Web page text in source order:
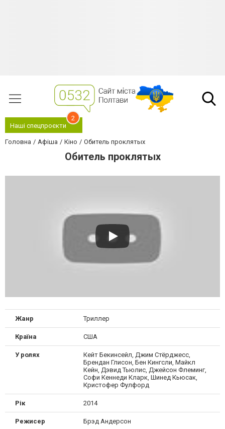
Наші спецпроєкти
2
Головна Афіша Кіно Обитель проклятых
Обитель проклятых
Жанр Триллер
Країна США
У ролях
Кейт Бекинсейл, Джим Стёрджесс,
Брендан Глисон, Бен Кингсли, Майкл
Кейн, Дэвид Тьюлис, Джейсон Флеминг,
Софи Кеннеди Кларк, Шинед Кьюсак,
Кристофер Фулфорд
Рік 2014
Режисер Брэд Андерсон